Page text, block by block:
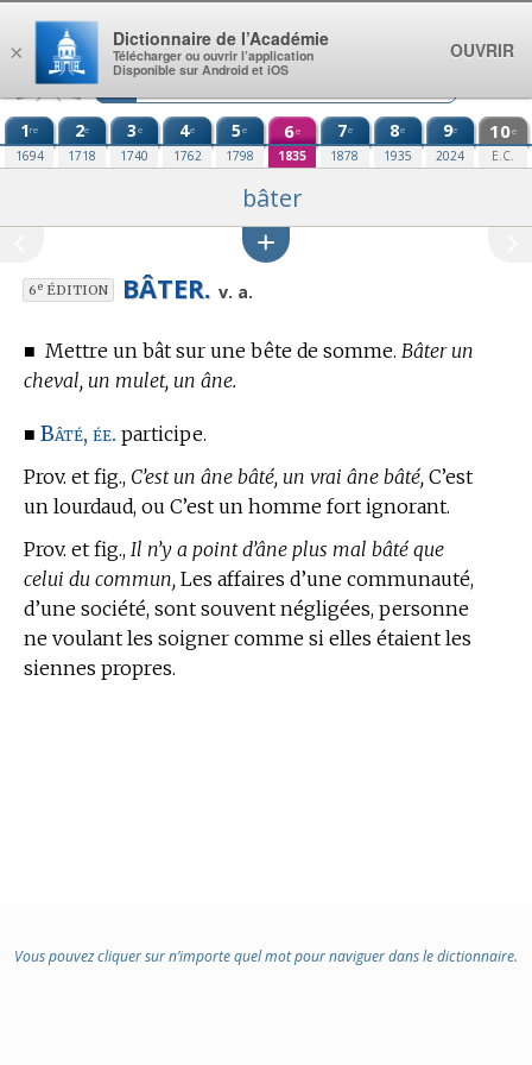
Aller au contenu
1re
1694
2e
1718
3e
1740
4e
1762
5e
1798
6e
1835
7e
1878
8e
1935
9e
2024
10e
E.C.
bâter
6eÉDITION BÂTER. v. a.
■ Mettre un bât sur une bête de somme. Bâter un
cheval, un mulet, un âne.
■ Bâté, ée. participe.
Prov. et fig., C’est un âne bâté, un vrai âne bâté, C’est
un lourdaud, ou C’est un homme fort ignorant.
Prov. et fig., Il n’y a point d’âne plus mal bâté que
celui du commun, Les affaires d’une communauté,
d’une société, sont souvent négligées, personne
ne voulant les soigner comme si elles étaient les
siennes propres.
Vous pouvez cliquer sur n’importe quel mot pour naviguer dans le dictionnaire.
×
Dictionnaire de l’Académie
Télécharger ou ouvrir l’application
Disponible sur Android et iOS
OUVRIR